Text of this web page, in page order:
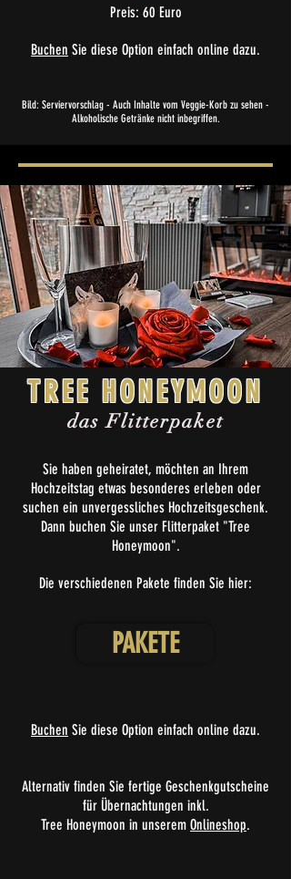
Preis: 60 Euro
Buchen Sie diese Option einfach online dazu.
Bild: Serviervorschlag - Auch Inhalte vom Veggie-Korb zu sehen -
Alkoholische Getränke nicht inbegriffen.
TREE HONEYMOON
das Flitterpaket
Sie haben geheiratet, möchten an Ihrem
Hochzeitstag etwas besonderes erleben oder
suchen ein unvergessliches Hochzeitsgeschenk.
Dann buchen Sie unser Flitterpaket "Tree
Honeymoon".
Die verschiedenen Pakete finden Sie hier:
Buchen Sie diese Option einfach online dazu.
Alternativ finden Sie fertige Geschenkgutscheine
für Übernachtungen inkl.
Tree Honeymoon in unserem Onlineshop.
PAKETE